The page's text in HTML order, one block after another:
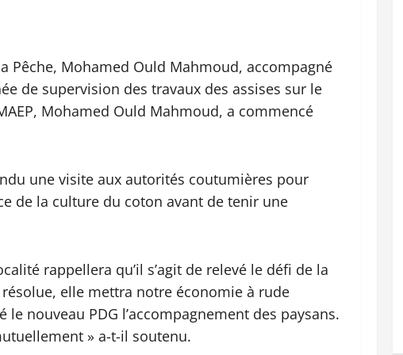
Pêche, Mohamed Ould Mahmoud, accompagné
de supervision des travaux des assises sur le
Mohamed Ould Mahmoud, a commencé
une visite aux autorités coutumières pour
de la culture du coton avant de tenir une
rappellera qu’il s’agit de relevé le défi de la
elle mettra notre économie à rude
nouveau PDG l’accompagnement des paysans.
» a-t-il soutenu.